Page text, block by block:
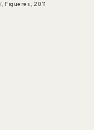
Figueres, 2011